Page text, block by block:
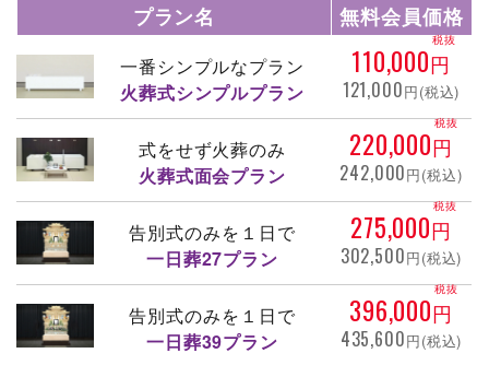
プラン名 無料会員価格
一番シンプルなプラン
火葬式シンプルプラン
110,000円
税抜
121,000円(税込)
式をせず火葬のみ
火葬式面会プラン
220,000円
税抜
242,000円(税込)
告別式のみを１日で
一日葬27プラン
275,000円
税抜
302,500円(税込)
告別式のみを１日で
一日葬39プラン
396,000円
税抜
435,600円(税込)